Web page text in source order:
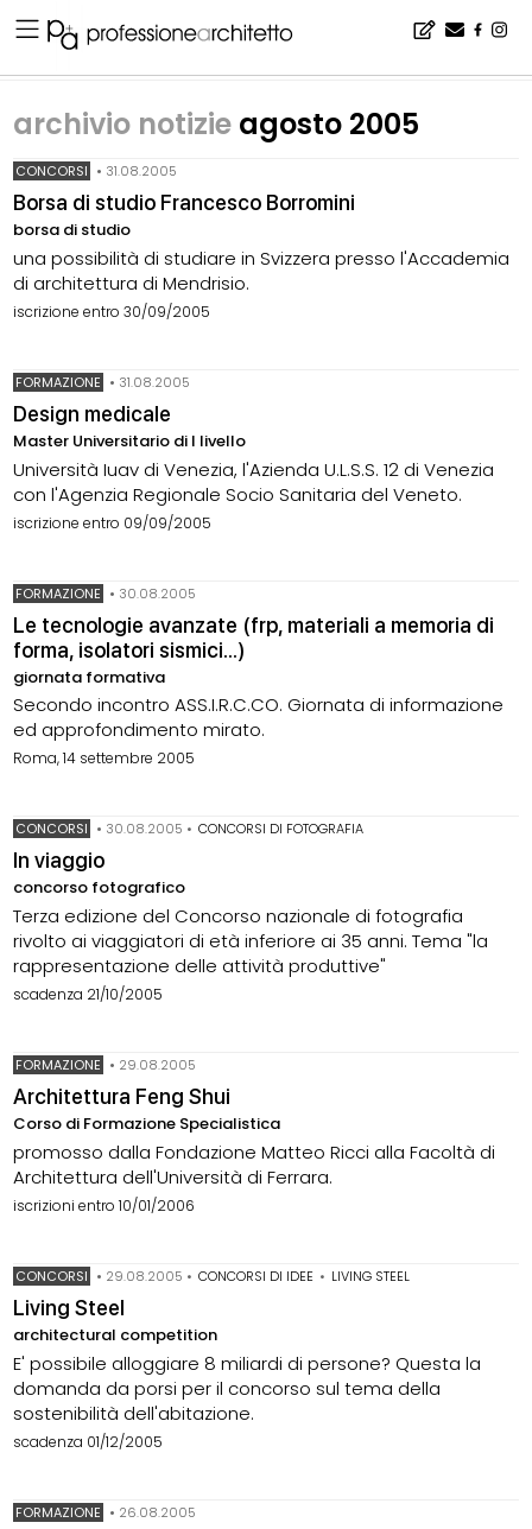
archivio notizie agosto 2005
CONCORSI • 31.08.2005
Borsa di studio Francesco Borromini
borsa di studio
una possibilità di studiare in Svizzera presso l'Accademia
di architettura di Mendrisio.
iscrizione entro 30/09/2005
FORMAZIONE • 31.08.2005
Design medicale
Master Universitario di I livello
Università Iuav di Venezia, l'Azienda U.L.S.S. 12 di Venezia
con l'Agenzia Regionale Socio Sanitaria del Veneto.
iscrizione entro 09/09/2005
FORMAZIONE • 30.08.2005
Le tecnologie avanzate (frp, materiali a memoria di
forma, isolatori sismici...)
giornata formativa
Secondo incontro ASS.I.R.C.CO. Giornata di informazione
ed approfondimento mirato.
Roma, 14 settembre 2005
CONCORSI • 30.08.2005 • CONCORSI DI FOTOGRAFIA
In viaggio
concorso fotografico
Terza edizione del Concorso nazionale di fotografia
rivolto ai viaggiatori di età inferiore ai 35 anni. Tema "la
rappresentazione delle attività produttive"
scadenza 21/10/2005
FORMAZIONE • 29.08.2005
Architettura Feng Shui
Corso di Formazione Specialistica
promosso dalla Fondazione Matteo Ricci alla Facoltà di
Architettura dell'Università di Ferrara.
iscrizioni entro 10/01/2006
CONCORSI • 29.08.2005 • CONCORSI DI IDEE • LIVING STEEL
Living Steel
architectural competition
E' possibile alloggiare 8 miliardi di persone? Questa la
domanda da porsi per il concorso sul tema della
sostenibilità dell'abitazione.
scadenza 01/12/2005
FORMAZIONE • 26.08.2005